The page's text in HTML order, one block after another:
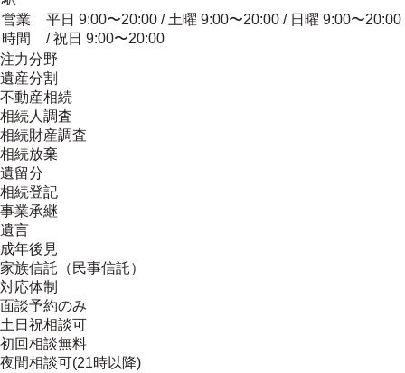
営業
時間
平日 9:00〜20:00 / 土曜 9:00〜20:00 / 日曜 9:00〜20:00
/ 祝日 9:00〜20:00
注力分野
遺産分割
不動産相続
相続人調査
相続財産調査
相続放棄
遺留分
相続登記
事業承継
遺言
成年後見
家族信託（民事信託）
対応体制
面談予約のみ
土日祝相談可
初回相談無料
夜間相談可(21時以降)